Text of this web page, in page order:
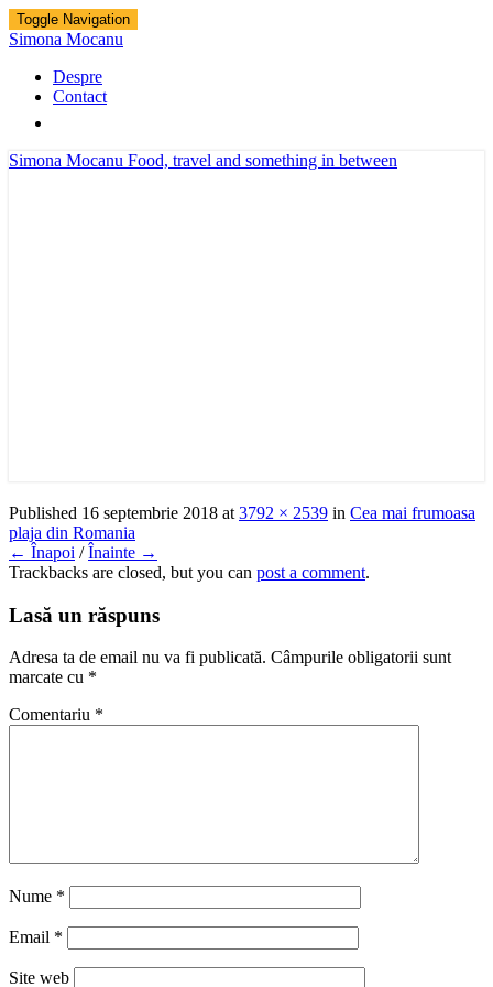
Toggle Navigation
Simona Mocanu
Despre
Contact
Simona Mocanu Food, travel and something in between
Published 16 septembrie 2018 at 3792 × 2539 in Cea mai frumoasa
plaja din Romania
← Înapoi /Înainte →
Trackbacks are closed, but you can post a comment.
Lasă un răspuns
Adresa ta de email nu va fi publicată. Câmpurile obligatorii sunt
marcate cu *
Comentariu *
Nume *
Email *
Site web